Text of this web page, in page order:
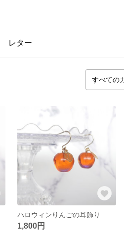
レター
ハロウィンりんごの耳飾り
1,800円